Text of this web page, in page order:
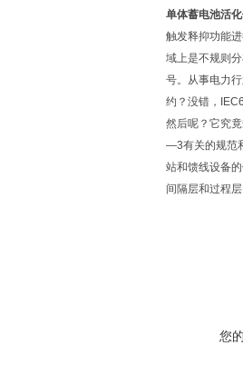
单体蓄电池活
触发释抑功能
域上是不规则
号。从事电力
约？没错，
然后呢？它究
—3有关的规范
站和馈线设备
间隔层和过程
您